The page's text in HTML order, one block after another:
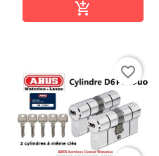

favorite_border